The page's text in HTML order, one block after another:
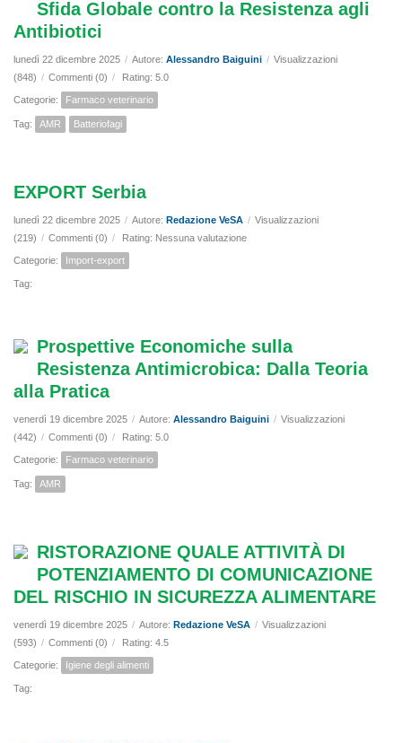
Sfida Globale contro la Resistenza agli
Antibiotici
lunedì 22 dicembre 2025 / Autore: Alessandro Baiguini / Visualizzazioni
(848) / Commenti (0) / Rating: 5.0
Categorie: Farmaco veterinario
Tag: AMR Batteriofagi
EXPORT Serbia
lunedì 22 dicembre 2025 / Autore: Redazione VeSA / Visualizzazioni
(219) / Commenti (0) / Rating: Nessuna valutazione
Categorie: Import-export
Tag:
Prospettive Economiche sulla
Resistenza Antimicrobica: Dalla Teoria
alla Pratica
venerdì 19 dicembre 2025 / Autore: Alessandro Baiguini / Visualizzazioni
(442) / Commenti (0) / Rating: 5.0
Categorie: Farmaco veterinario
Tag: AMR
RISTORAZIONE QUALE ATTIVITÀ DI
POTENZIAMENTO DI COMUNICAZIONE
DEL RISCHIO IN SICUREZZA ALIMENTARE
venerdì 19 dicembre 2025 / Autore: Redazione VeSA / Visualizzazioni
(593) / Commenti (0) / Rating: 4.5
Categorie: Igiene degli alimenti
Tag: